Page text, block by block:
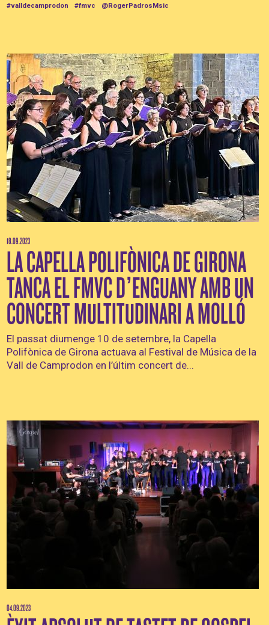
#valldecamprodon #fmvc @RogerPadrosMsic
18.09.2023
LA CAPELLA POLIFÒNICA DE GIRONA
TANCA EL FMVC D’ENGUANY AMB UN
CONCERT MULTITUDINARI A MOLLÓ
El passat diumenge 10 de setembre, la Capella
Polifònica de Girona actuava al Festival de Música de la
Vall de Camprodon en l’últim concert de...
04.09.2023